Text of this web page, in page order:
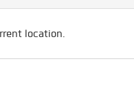
location.